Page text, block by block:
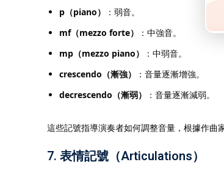
p（piano）
：弱音。
mf（mezzo forte）
：中強音。
mp（mezzo piano）
：中弱音。
crescendo（漸強）
：音量逐漸增強。
decrescendo（漸弱）
：音量逐漸減弱。
這些記號指導演奏者如何調整音量，根據作曲
7. 表情記號（Articulations）